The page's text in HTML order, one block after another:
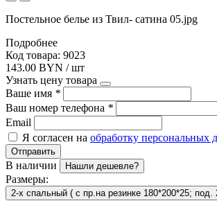
Постельное белье из Твил- сатина 05.jpg
Подробнее
Код товара: 9023
143.00 BYN / шт
Узнать цену товара
Ваше имя *
Ваш номер телефона *
Email
Я согласен на обработку персональных
Отправить
В наличии Нашли дешевле?
Размеры:
2-х спальный ( с пр.на резинке 180*200*25; под.